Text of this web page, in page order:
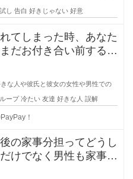
し 告白 好きじゃない 好意
てしまった時、あなた
だお付き合い前する段
いから
な人や彼氏と彼女の女性や男性での
ープ 冷たい 友達 好きな人 誤解
！
の家事分担ってどうし
けでなく男性も家事を
時代です